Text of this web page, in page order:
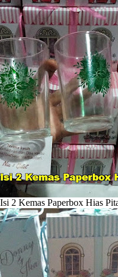
2 Kemas Paperbox Hias